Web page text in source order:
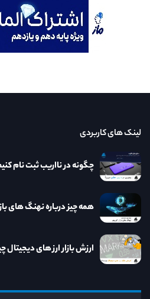
لینک های کاربردی
چگونه در نااریب ثبت نام
همه چیز درباره نهنگ های
ارزش بازار ارز های